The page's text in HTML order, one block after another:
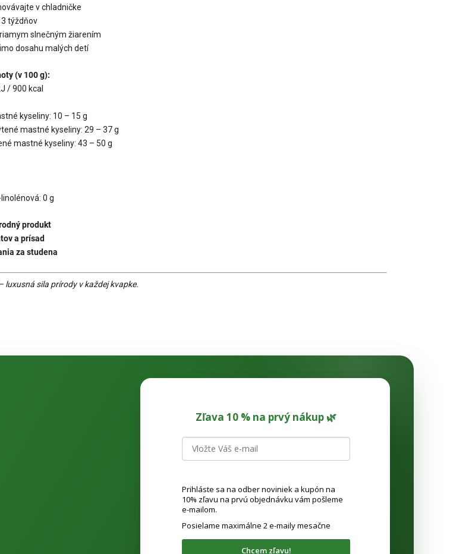
v chladničke
týždňov
slnečným žiarením
dosahu malých detí
(v 100 g):
/ 900 kcal
kyseliny: 10 – 15 g
mastné kyseliny: 29 – 37 g
mastné kyseliny: 43 – 50 g
0 g
produkt
a prísad
za studena
luxusná sila prírody v každej kvapke.
Zľava 10 % na prvý nákup 🌿
Prihláste sa na odber noviniek a kupón na
10% zľavu na prvú objednávku vám pošleme
e-mailom.
Posielame maximálne 2 e-maily mesačne
Chcem zľavu!